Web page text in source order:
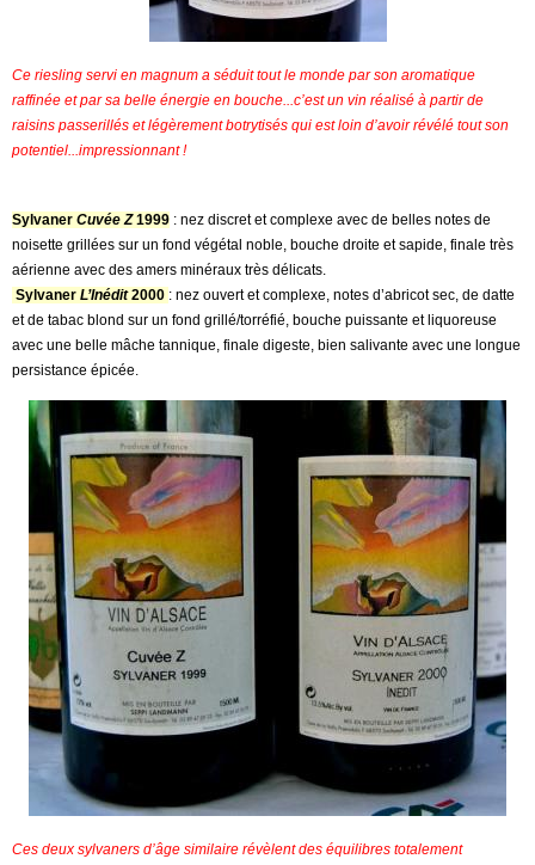
Ce riesling servi en magnum a séduit tout le monde par son aromatique
raffinée et par sa belle énergie en bouche...c’est un vin réalisé à partir de
raisins passerillés et légèrement botrytisés qui est loin d’avoir révélé tout son
potentiel...impressionnant !
Sylvaner Cuvée Z1999 : nez discret et complexe avec de belles notes de
noisette grillées sur un fond végétal noble, bouche droite et sapide, finale très
aérienne avec des amers minéraux très délicats.
Sylvaner L’Inédit2000 : nez ouvert et complexe, notes d’abricot sec, de datte
et de tabac blond sur un fond grillé/torréfié, bouche puissante et liquoreuse
avec une belle mâche tannique, finale digeste, bien salivante avec une longue
persistance épicée.
Ces deux sylvaners d’âge similaire révèlent des équilibres totalement